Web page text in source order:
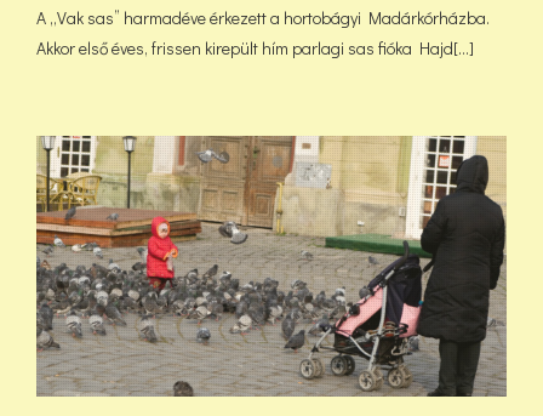
A „Vak sas” harmadéve érkezett a hortobágyi Madárkórházba.
Akkor első éves, frissen kirepült hím parlagi sas fióka Hajd[...]